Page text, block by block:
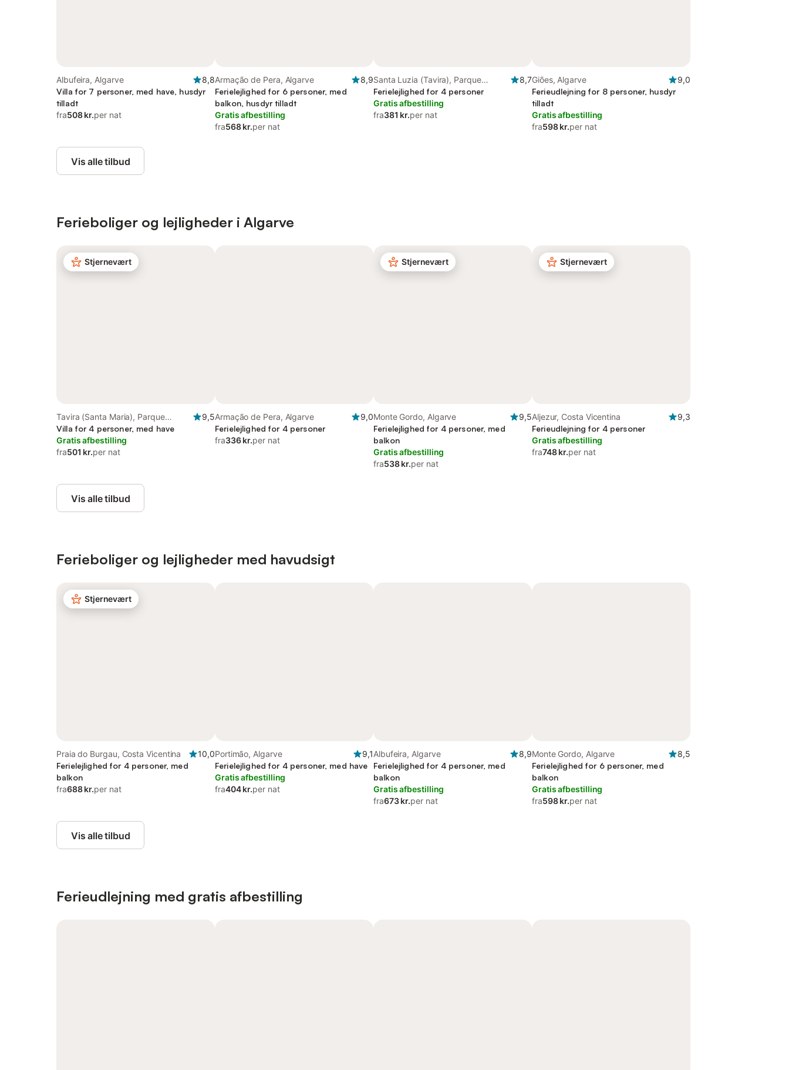
Albufeira, Algarve
8,8
Villa for 7 personer, med have, husdyr
tilladt
fra508 kr.per nat
Armação de Pera, Algarve
8,9
Ferielejlighed for 6 personer, med
balkon, husdyr tilladt
Gratis afbestilling
fra568 kr.per nat
Santa Luzia (Tavira), Parque
Natural da Ria Formosa
8,7
Ferielejlighed for 4 personer
Gratis afbestilling
fra381 kr.per nat
Giões, Algarve
9,0
Ferieudlejning for 8 personer, husdyr
tilladt
Gratis afbestilling
fra598 kr.per nat
Vis alle tilbud
Ferieboliger og lejligheder i Algarve
Stjernevært
Tavira (Santa Maria), Parque
Natural da Ria Formosa
9,5
Villa for 4 personer, med have
Gratis afbestilling
fra501 kr.per nat
Armação de Pera, Algarve
9,0
Ferielejlighed for 4 personer
fra336 kr.per nat
Stjernevært
Monte Gordo, Algarve
9,5
Ferielejlighed for 4 personer, med
balkon
Gratis afbestilling
fra538 kr.per nat
Stjernevært
Aljezur, Costa Vicentina
9,3
Ferieudlejning for 4 personer
Gratis afbestilling
fra748 kr.per nat
Vis alle tilbud
Ferieboliger og lejligheder med havudsigt
Stjernevært
Praia do Burgau, Costa Vicentina
10,0
Ferielejlighed for 4 personer, med
balkon
fra688 kr.per nat
Portimão, Algarve
9,1
Ferielejlighed for 4 personer, med have
Gratis afbestilling
fra404 kr.per nat
Albufeira, Algarve
8,9
Ferielejlighed for 4 personer, med
balkon
Gratis afbestilling
fra673 kr.per nat
Monte Gordo, Algarve
8,5
Ferielejlighed for 6 personer, med
balkon
Gratis afbestilling
fra598 kr.per nat
Vis alle tilbud
Ferieudlejning med gratis afbestilling